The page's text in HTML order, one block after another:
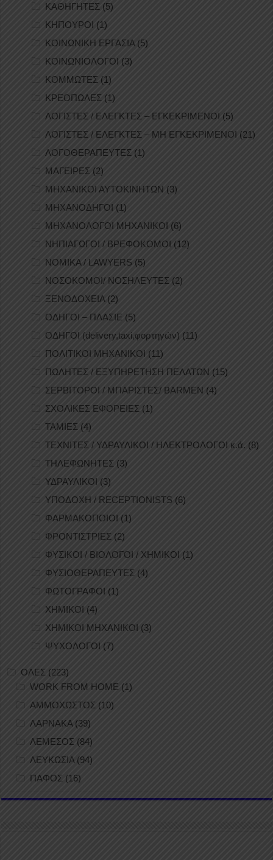
ΚΑΘΗΓΗΤΕΣ (5)
ΚΗΠΟΥΡΟΙ (1)
ΚΟΙΝΩΝΙΚΗ ΕΡΓΑΣΙΑ(5)
ΚΟΙΝΩΝΙΟΛΟΓΟΙ (3)
ΚΟΜΜΩΤΕΣ (1)
ΚΡΕΟΠΩΛΕΣ (1)
ΛΟΓΙΣΤΕΣ / ΕΛΕΓΚΤΕΣ – ΕΓΚΕΚΡΙΜΕΝΟΙ (5)
ΛΟΓΙΣΤΕΣ / ΕΛΕΓΚΤΕΣ – ΜΗ ΕΓΚΕΚΡΙΜΕΝΟΙ (21)
ΛΟΓΟΘΕΡΑΠΕΥΤΕΣ (1)
ΜΑΓΕΙΡΕΣ (2)
ΜΗΧΑΝΙΚΟΙ ΑΥΤΟΚΙΝΗΤΩΝ (3)
ΜΗΧΑΝΟΔΗΓΟΙ (1)
ΜΗΧΑΝΟΛΟΓΟΙ ΜΗΧΑΝΙΚΟΙ (6)
ΝΗΠΙΑΓΩΓΟΙ / ΒΡΕΦΟΚΟΜΟΙ (12)
ΝΟΜΙΚΑ / LAWYERS (5)
ΝΟΣΟΚΟΜΟΙ/ ΝΟΣΗΛΕΥΤΕΣ (2)
ΞΕΝΟΔΟΧΕΙΑ(2)
ΟΔΗΓΟΙ – ΠΛΑΣΙΕ (5)
ΟΔΗΓΟΙ (delivery,taxi,φορτηγών) (11)
ΠΟΛΙΤΙΚΟΙ ΜΗΧΑΝΙΚΟΙ (11)
ΠΩΛΗΤΕΣ / ΕΞΥΠΗΡΕΤΗΣΗ ΠΕΛΑΤΩΝ (15)
ΣΕΡΒΙΤΟΡΟΙ / ΜΠΑΡΙΣΤΕΣ/ BARMEN (4)
ΣΧΟΛΙΚΕΣ ΕΦΟΡΕΙΕΣ (1)
ΤΑΜΙΕΣ (4)
ΤΕΧΝΙΤΕΣ / ΥΔΡΑΥΛΙΚΟΙ / ΗΛΕΚΤΡΟΛΟΓΟΙ κ.ά. (8)
ΤΗΛΕΦΩΝΗΤΕΣ (3)
ΥΔΡΑΥΛΙΚΟΙ (3)
ΥΠΟΔΟΧΗ / RECEPTIONISTS (6)
ΦΑΡΜΑΚΟΠΟΙΟΙ (1)
ΦΡΟΝΤΙΣΤΡΙΕΣ (2)
ΦΥΣΙΚΟΙ / ΒΙΟΛΟΓΟΙ / ΧΗΜΙΚΟΙ (1)
ΦΥΣΙΟΘΕΡΑΠΕΥΤΕΣ (4)
ΦΩΤΟΓΡΑΦΟΙ (1)
ΧΗΜΙΚΟΙ (4)
ΧΗΜΙΚΟΙ ΜΗΧΑΝΙΚΟΙ (3)
ΨΥΧΟΛΟΓΟΙ (7)
ΟΛΕΣ (223)
WORK FROM HOME (1)
ΑΜΜΟΧΩΣΤΟΣ (10)
ΛΑΡΝΑΚΑ(39)
ΛΕΜΕΣΟΣ (84)
ΛΕΥΚΩΣΙΑ (94)
ΠΑΦΟΣ (16)